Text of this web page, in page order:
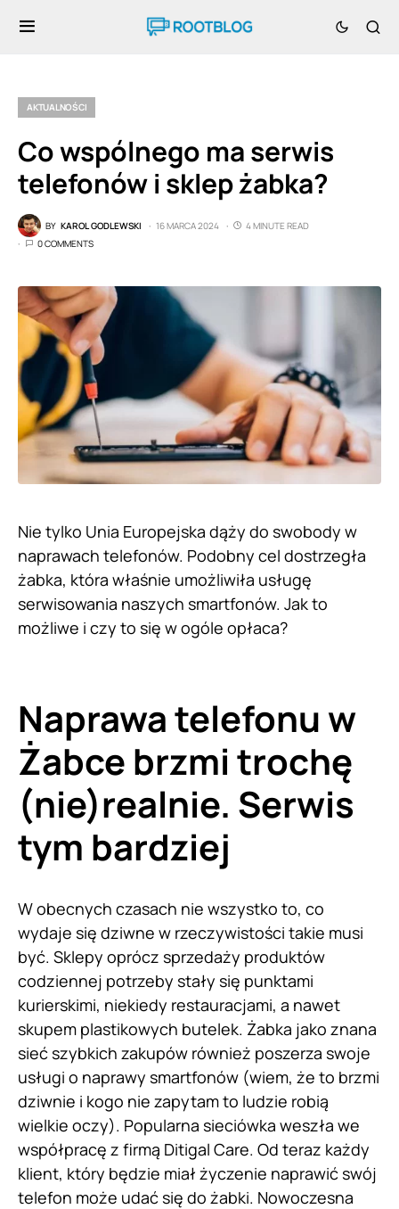
AKTUALNOŚCI
Co wspólnego ma serwis
telefonów i sklep żabka?
BY KAROL GODLEWSKI 16 MARCA 2024
4 MINUTE READ
0 COMMENTS
Nie tylko Unia Europejska dąży do swobody w
naprawach telefonów. Podobny cel dostrzegła
żabka, która właśnie umożliwiła usługę
serwisowania naszych smartfonów. Jak to
możliwe i czy to się w ogóle opłaca?
Naprawa telefonu w
Żabce brzmi trochę
(nie)realnie. Serwis
tym bardziej
W obecnych czasach nie wszystko to, co
wydaje się dziwne w rzeczywistości takie musi
być. Sklepy oprócz sprzedaży produktów
codziennej potrzeby stały się punktami
kurierskimi, niekiedy restauracjami, a nawet
skupem plastikowych butelek. Żabka jako znana
sieć szybkich zakupów również poszerza swoje
usługi o naprawy smartfonów (wiem, że to brzmi
dziwnie i kogo nie zapytam to ludzie robią
wielkie oczy). Popularna sieciówka weszła we
współpracę z firmą Ditigal Care. Od teraz każdy
klient, który będzie miał życzenie naprawić swój
telefon może udać się do żabki. Nowoczesna